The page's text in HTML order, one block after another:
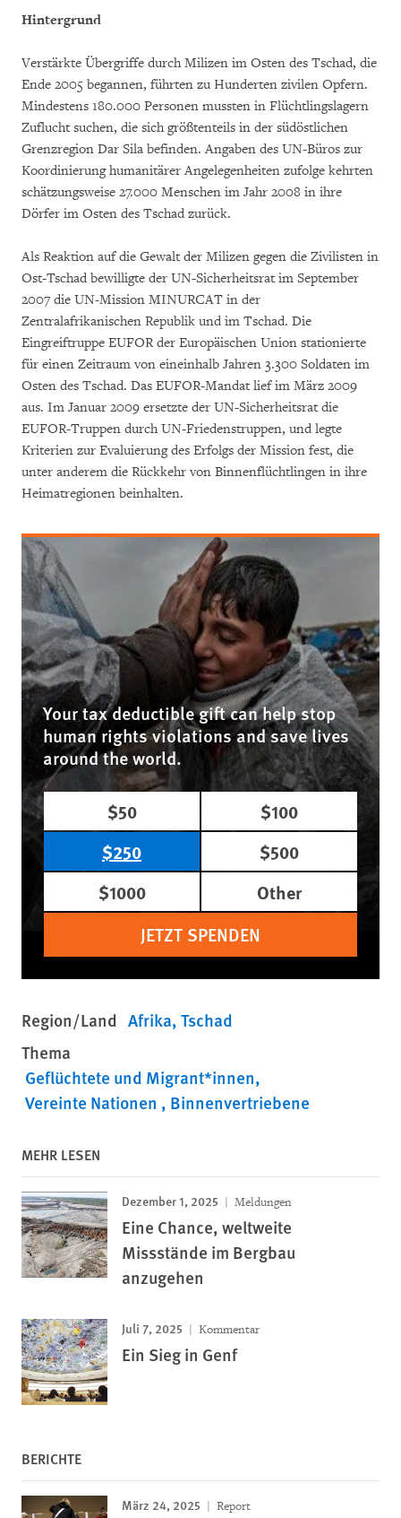
Hintergrund
Verstärkte Übergriffe durch Milizen im Osten des Tschad, die
Ende 2005 begannen, führten zu Hunderten zivilen Opfern.
Mindestens 180.000 Personen mussten in Flüchtlingslagern
Zuflucht suchen, die sich größtenteils in der südöstlichen
Grenzregion Dar Sila befinden. Angaben des UN-Büros zur
Koordinierung humanitärer Angelegenheiten zufolge kehrten
schätzungsweise 27.000 Menschen im Jahr 2008 in ihre
Dörfer im Osten des Tschad zurück.
Als Reaktion auf die Gewalt der Milizen gegen die Zivilisten in
Ost-Tschad bewilligte der UN-Sicherheitsrat im September
2007 die UN-Mission MINURCAT in der
Zentralafrikanischen Republik und im Tschad. Die
Eingreiftruppe EUFOR der Europäischen Union stationierte
für einen Zeitraum von eineinhalb Jahren 3.300 Soldaten im
Osten des Tschad. Das EUFOR-Mandat lief im März 2009
aus. Im Januar 2009 ersetzte der UN-Sicherheitsrat die
EUFOR-Truppen durch UN-Friedenstruppen, und legte
Kriterien zur Evaluierung des Erfolgs der Mission fest, die
unter anderem die Rückkehr von Binnenflüchtlingen in ihre
Heimatregionen beinhalten.
Your tax deductible gift can help stop
human rights violations and save lives
around the world.
$50
$100
$250
$500
$1000
Other
JETZT SPENDEN
Region/Land Afrika Tschad
Thema
Geflüchtete und Migrant*innen
Vereinte Nationen
Binnenvertriebene
MEHR LESEN
Dezember 1, 2025 Meldungen
Eine Chance, weltweite
Missstände im Bergbau
anzugehen
Juli 7, 2025 Kommentar
Ein Sieg in Genf
BERICHTE
März 24, 2025 Report